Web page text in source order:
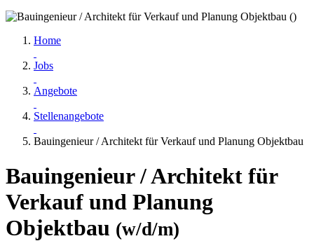
Home
Jobs
Angebote
Stellenangebote
Bauingenieur / Architekt für Verkauf und Planung Objektbau
Bauingenieur / Architekt für
Verkauf und Planung
Objektbau (w/d/m)